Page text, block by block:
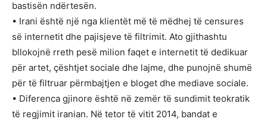
bastisën ndërtesën.
• Irani është një nga klientët më të mëdhej të censures
së internetit dhe pajisjeve të filtrimit. Ato gjithashtu
bllokojnë rreth pesë milion faqet e internetit të dedikuar
për artet, çështjet sociale dhe lajme, dhe punojnë shumë
për të filtruar përmbajtjen e bloget dhe mediave sociale.
• Diferenca gjinore është në zemër të sundimit teokratik
të regjimit iranian. Në tetor të vitit 2014, bandat e